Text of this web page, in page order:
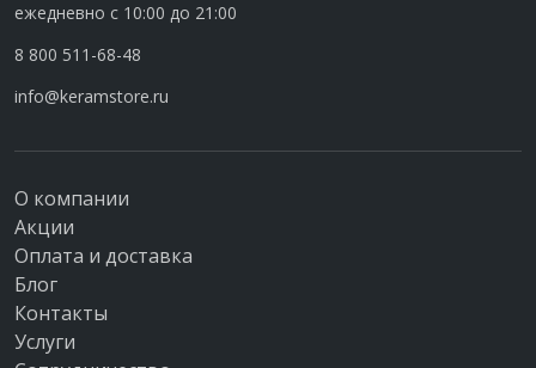
ежедневно с 10:00 до 21:00
8 800 511-68-48
info@keramstore.ru
О компании
Акции
Оплата и доставка
Блог
Контакты
Услуги